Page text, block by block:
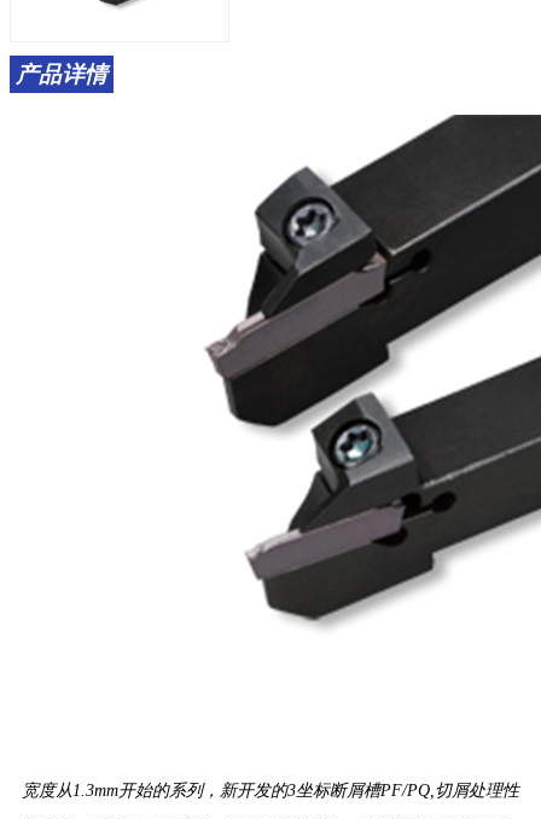
产品详情
宽度从1.3mm开始的系列，新开发的3坐标断屑槽PF/PQ,切屑处理性